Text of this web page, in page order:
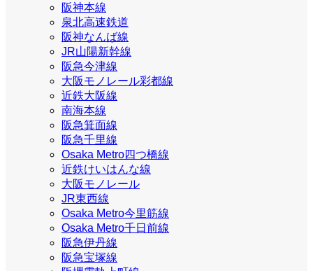
阪神本線
泉北高速鉄道
阪神なんば線
JR山陽新幹線
阪急今津線
大阪モノレール彩都線
近鉄大阪線
南海本線
阪急箕面線
阪急千里線
Osaka Metro四つ橋線
近鉄けいはんな線
大阪モノレール
JR東西線
Osaka Metro今里筋線
Osaka Metro千日前線
阪急伊丹線
阪急宝塚線